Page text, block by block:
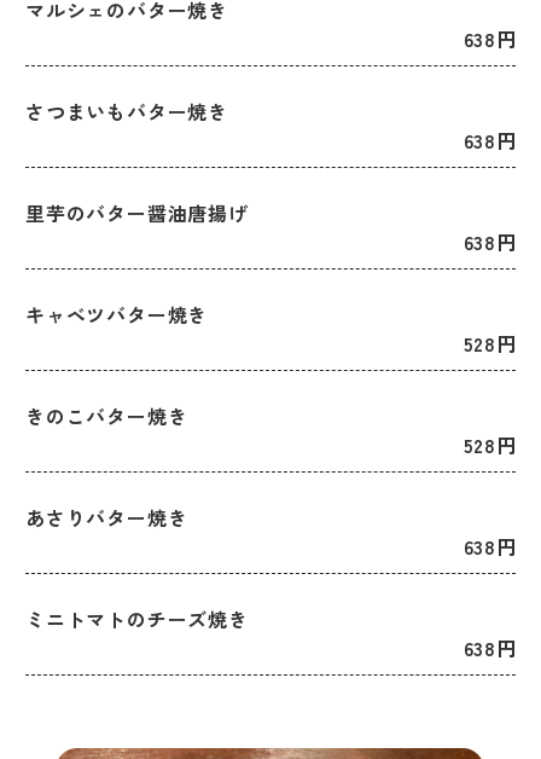
マルシェのバター焼き
638円
さつまいもバター焼き
638円
里芋のバター醤油唐揚げ
638円
キャベツバター焼き
528円
きのこバター焼き
528円
あさりバター焼き
638円
ミニトマトのチーズ焼き
638円